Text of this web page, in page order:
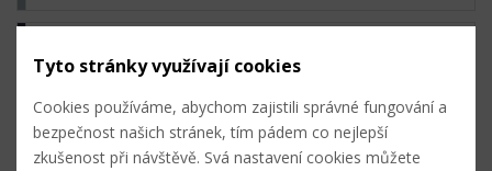
6 modrá tmavá
Tyto stránky využívají cookies
Cookies používáme, abychom zajistili správné fungování a
bezpečnost našich stránek, tím pádem co nejlepší
zkušenost při návštěvě. Svá nastavení cookies můžete